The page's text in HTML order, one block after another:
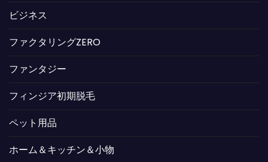
ビジネス
ファクタリングZERO
ファンタジー
フィンジア初期脱毛
ペット用品
ホーム＆キッチン＆小物